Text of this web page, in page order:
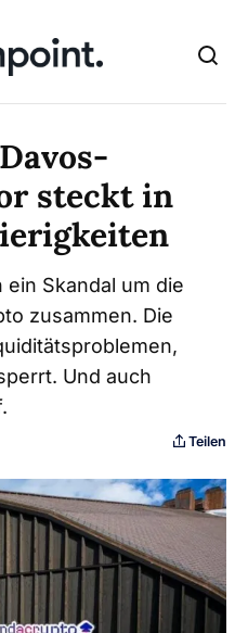
steckt in
Skandal um die
zusammen. Die
Und auch
Teilen